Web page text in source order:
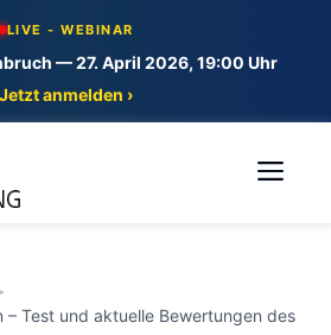
LIVE - WEBINAR
— 27. April 2026, 19:00 Uhr
Jetzt anmelden ›
– Test und aktuelle Bewertungen des